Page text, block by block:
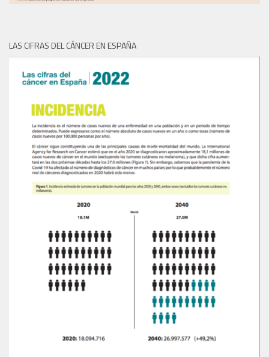
LAS CIFRAS DEL CÁNCER EN ESPAÑA